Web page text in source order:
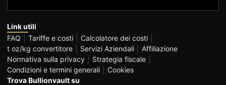
Link utili
FAQ
Tariffe e costi
Calcolatore dei costi
t oz/kg convertitore
Servizi Aziendali
Affiliazione
Normativa sulla privacy
Strategia fiscale
Condizioni e termini generali
Cookies
Trova Bullionvault su